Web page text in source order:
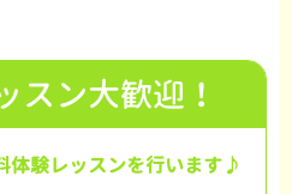
スン大歓迎！
体験レッスンを行います♪